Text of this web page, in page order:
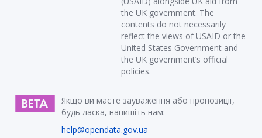
the UK government. The
contents do not necessarily
reflect the views of USAID or the
United States Government and
the UK government’s official
policies.
Якщо ви маєте зауваження або пропозиції,
будь ласка, напишіть нам:
help@opendata.gov.ua